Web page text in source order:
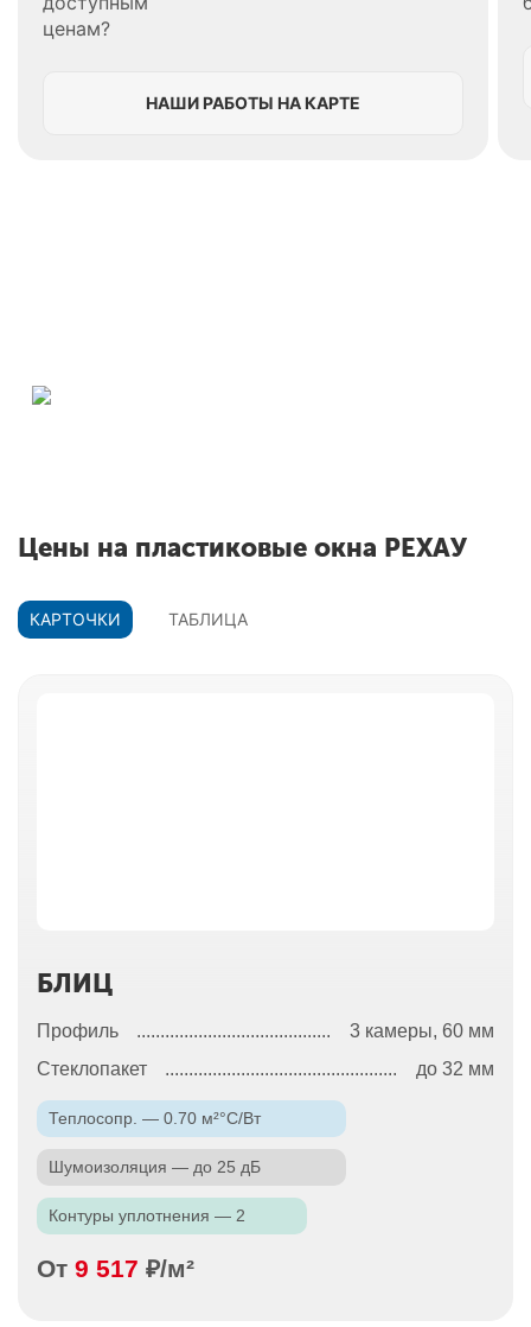
НАШИ РАБОТЫ НА КАРТЕ
Цены на пластиковые окна РЕХАУ
КАРТОЧКИ ТАБЛИЦА
БЛИЦ
Профиль
3 камеры, 60 мм
Стеклопакет
до 32 мм
Теплосопр. — 0.70 м²°С/Вт
Шумоизоляция — до 25 дБ
Контуры уплотнения — 2
От 9 517 ₽/м²